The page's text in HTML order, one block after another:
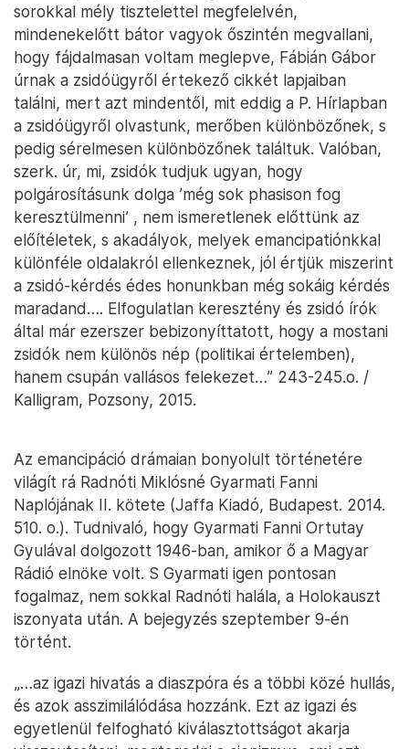
sorokkal mély tisztelettel megfelelvén,
mindenekelőtt bátor vagyok őszintén megvallani,
hogy fájdalmasan voltam meglepve, Fábián Gábor
úrnak a zsidóügyről értekező cikkét lapjaiban
találni, mert azt mindentől, mit eddig a P. Hírlapban
a zsidóügyről olvastunk, merőben különbözőnek, s
pedig sérelmesen különbözőnek találtuk. Valóban,
szerk. úr, mi, zsidók tudjuk ugyan, hogy
polgárosításunk dolga ’még sok phasison fog
keresztülmenni’ , nem ismeretlenek előttünk az
előítéletek, s akadályok, melyek emancipatiónkkal
különféle oldalakról ellenkeznek, jól értjük miszerint
a zsidó-kérdés édes honunkban még sokáig kérdés
maradand…. Elfogulatlan keresztény és zsidó írók
által már ezerszer bebizonyíttatott, hogy a mostani
zsidók nem különös nép (politikai értelemben),
hanem csupán vallásos felekezet…” 243-245.o. /
Kalligram, Pozsony, 2015.
Az emancipáció drámaian bonyolult történetére
világít rá Radnóti Miklósné Gyarmati Fanni
Naplójának II. kötete (Jaffa Kiadó, Budapest. 2014.
510. o.). Tudnivaló, hogy Gyarmati Fanni Ortutay
Gyulával dolgozott 1946-ban, amikor ő a Magyar
Rádió elnöke volt. S Gyarmati igen pontosan
fogalmaz, nem sokkal Radnóti halála, a Holokauszt
iszonyata után. A bejegyzés szeptember 9-én
történt.
„…az igazi hivatás a diaszpóra és a többi közé hullás,
és azok asszimilálódása hozzánk. Ezt az igazi és
egyetlenül felfogható kiválasztottságot akarja